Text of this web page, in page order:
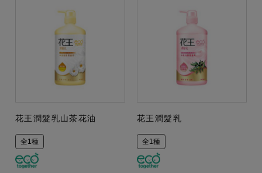
花王潤髮乳山茶花油
全1種
花王潤髮乳
全1種